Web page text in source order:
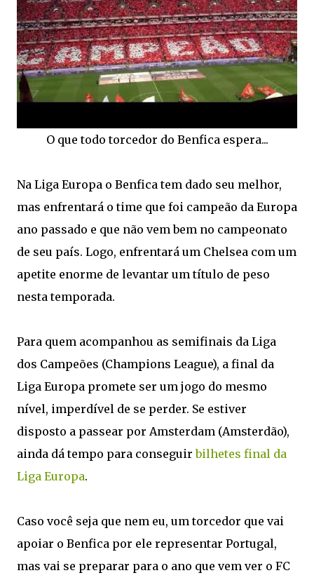
O que todo torcedor do Benfica espera...
Na Liga Europa o Benfica tem dado seu melhor,
mas enfrentará o time que foi campeão da Europa
ano passado e que não vem bem no campeonato
de seu país. Logo, enfrentará um Chelsea com um
apetite enorme de levantar um título de peso
nesta temporada.
Para quem acompanhou as semifinais da Liga
dos Campeões (Champions League), a final da
Liga Europa promete ser um jogo do mesmo
nível, imperdível de se perder. Se estiver
disposto a passear por Amsterdam (Amsterdão),
ainda dá tempo para conseguirbilhetes final da
Liga Europa.
Caso você seja que nem eu, um torcedor que vai
apoiar o Benfica por ele representar Portugal,
mas vai se preparar para o ano que vem ver o FC